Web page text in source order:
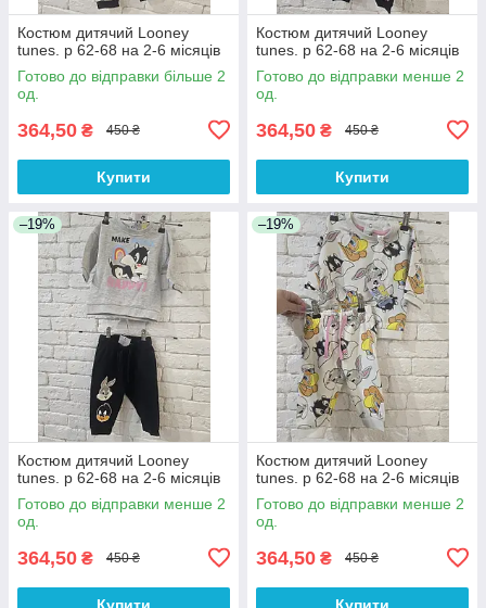
Костюм дитячий Looney
tunes. р 62-68 на 2-6 місяців
Готово до відправки більше 2
од.
364,50 ₴ 450 ₴
Купити
Костюм дитячий Looney
tunes. р 62-68 на 2-6 місяців
Готово до відправки менше 2
од.
364,50 ₴ 450 ₴
Купити
–19%
Костюм дитячий Looney
tunes. р 62-68 на 2-6 місяців
Готово до відправки менше 2
од.
364,50 ₴ 450 ₴
–19%
Костюм дитячий Looney
tunes. р 62-68 на 2-6 місяців
Готово до відправки менше 2
од.
364,50 ₴ 450 ₴